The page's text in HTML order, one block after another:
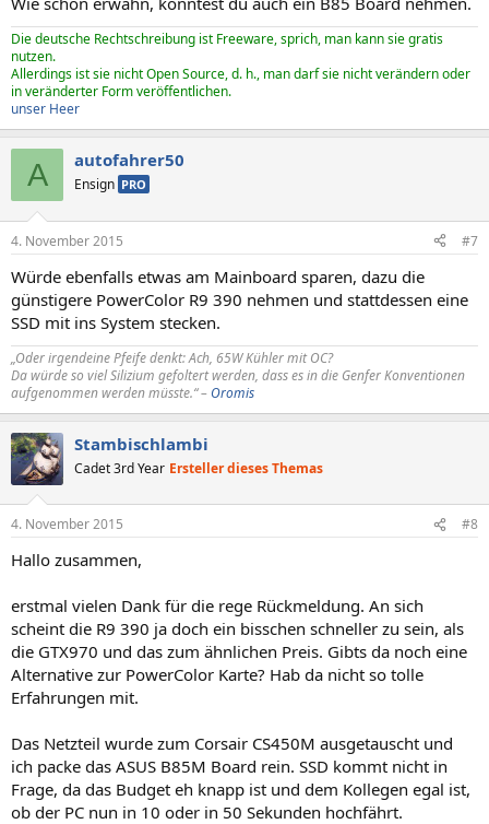
Die deutsche Rechtschreibung ist Freeware, sprich, man kann sie gratis
nutzen.
Allerdings ist sie nicht Open Source, d. h., man darf sie nicht verändern oder
in veränderter Form veröffentlichen.
unser Heer
A autofahrer50
Ensign PRO
4. November 2015 #7
Würde ebenfalls etwas am Mainboard sparen, dazu die
günstigere PowerColor R9 390 nehmen und stattdessen eine
SSD mit ins System stecken.
„Oder irgendeine Pfeife denkt: Ach, 65W Kühler mit OC?
Da würde so viel Silizium gefoltert werden, dass es in die Genfer Konventionen
aufgenommen werden müsste.“ –Oromis
Stambischlambi
Cadet 3rd Year Ersteller dieses Themas
4. November 2015 #8
Hallo zusammen,
erstmal vielen Dank für die rege Rückmeldung. An sich
scheint die R9 390 ja doch ein bisschen schneller zu sein, als
die GTX970 und das zum ähnlichen Preis. Gibts da noch eine
Alternative zur PowerColor Karte? Hab da nicht so tolle
Erfahrungen mit.
Das Netzteil wurde zum Corsair CS450M ausgetauscht und
ich packe das ASUS B85M Board rein. SSD kommt nicht in
Frage, da das Budget eh knapp ist und dem Kollegen egal ist,
ob der PC nun in 10 oder in 50 Sekunden hochfährt.